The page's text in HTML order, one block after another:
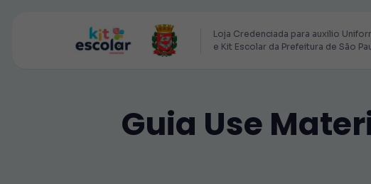
Loja Credenciada para auxilio
e Kit Escolar da Prefeitura de São
Guia Use